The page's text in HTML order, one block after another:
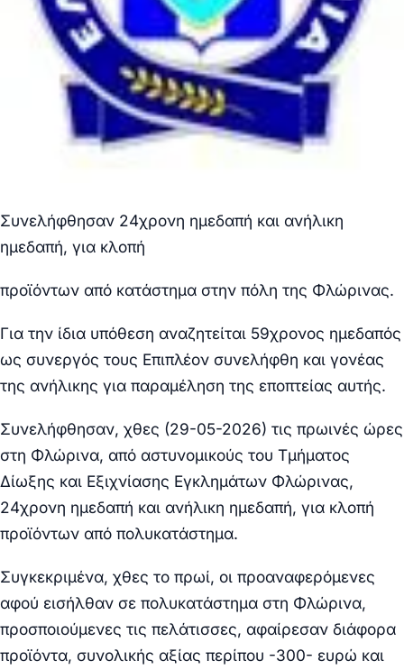
Συνελήφθησαν 24χρονη ημεδαπή και ανήλικη
ημεδαπή, για κλοπή
προϊόντων από κατάστημα στην πόλη της Φλώρινας.
Για την ίδια υπόθεση αναζητείται 59χρονος ημεδαπός
ως συνεργός τους Επιπλέον συνελήφθη και γονέας
της ανήλικης για παραμέληση της εποπτείας αυτής.
Συνελήφθησαν, χθες (29-05-2026) τις πρωινές ώρες
στη Φλώρινα, από αστυνομικούς του Τμήματος
Δίωξης και Εξιχνίασης Εγκλημάτων Φλώρινας,
24χρονη ημεδαπή και ανήλικη ημεδαπή, για κλοπή
προϊόντων από πολυκατάστημα.
Συγκεκριμένα, χθες το πρωί, οι προαναφερόμενες
αφού εισήλθαν σε πολυκατάστημα στη Φλώρινα,
προσποιούμενες τις πελάτισσες, αφαίρεσαν διάφορα
προϊόντα, συνολικής αξίας περίπου -300- ευρώ και